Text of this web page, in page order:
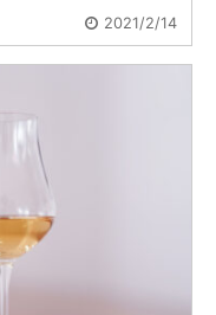
2021/2/14